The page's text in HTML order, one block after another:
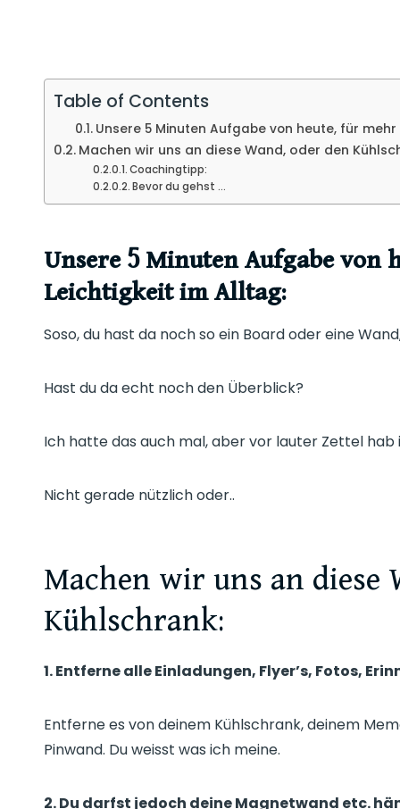
Table of Contents
Unsere 5 Minuten Aufgabe von heute, für
Machen wir uns an diese Wand, oder den
Coachingtipp:
Bevor du gehst …
Unsere 5 Minuten Aufgabe von
Leichtigkeit im Alltag:
Soso, du hast da noch so ein Board oder eine
Hast du da echt noch den Überblick?
Ich hatte das auch mal, aber vor lauter Zettel
Nicht gerade nützlich oder..
Machen wir uns an diese
Kühlschrank:
1. Entferne alle Einladungen, Flyer’s, Fotos,
Entferne es von deinem Kühlschrank, deinem
Pinwand. Du weisst was ich meine.
2. Du darfst jedoch deine Magnetwand etc.